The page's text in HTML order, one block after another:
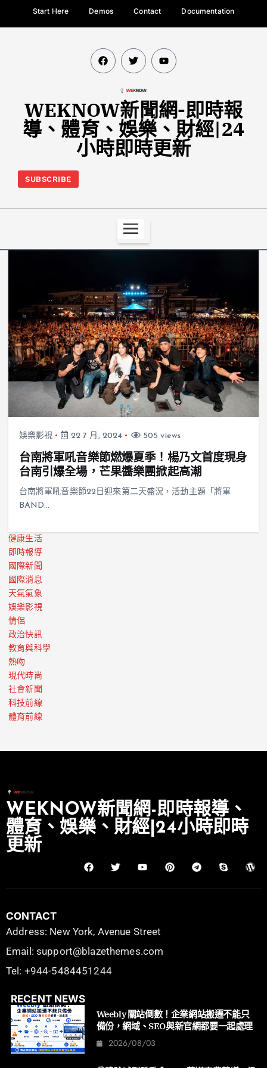
Start Here Demos Contact Documentation
WEKNOW新聞網-即時報
導、體育、娛樂、財經|24
小時即時更新
SUBSCRIBE
娛樂影視 22 7 月, 2024 505 views
台南將軍吼音樂節燃爆夏季！楊乃文首度現身
台南引爆全場，芒果醬樂團掀起高潮
台南將軍吼音樂節22日迎來第二天盛況，活動主題「將軍
BAND…
健康生活
即時報導
國際新聞
國際消息
天氣氣象
娛樂影視
情侶
政治快訊
教育與科學
熱吻
現代時尚
社會新聞
科技前線
體育前線
WEKNOW新聞網-即時報導、
體育、娛樂、財經|24小時即時
更新
CONTACT
Address: New York, Avenue Street
Email: support@blazethemes.com
Tel: +944-5484451244
RECENT NEWS
Weebly 關站倒數！企業網站搬遷不能只
備份，網域、SEO與新官網都要一起處理
2026/08/03